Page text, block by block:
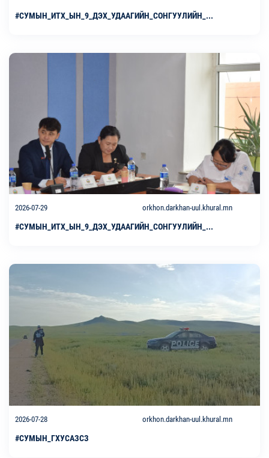
#СУМЫН_ИТХ_ЫН_9_ДЭХ_УДААГИЙН_СОНГУУЛИЙН_...
2026-07-29 orkhon.darkhan-uul.khural.mn
#СУМЫН_ИТХ_ЫН_9_ДЭХ_УДААГИЙН_СОНГУУЛИЙН_...
2026-07-28 orkhon.darkhan-uul.khural.mn
#СУМЫН_ГХУСАЗСЗ